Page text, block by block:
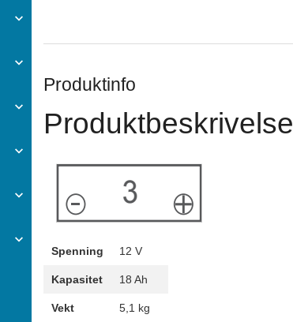
Produktinfo
Produktbeskrivelse
Spenning 12 V
Kapasitet 18 Ah
Vekt 5,1 kg